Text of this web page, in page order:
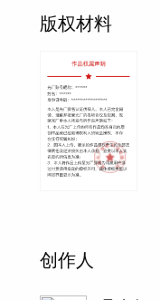
版权材料
创作人